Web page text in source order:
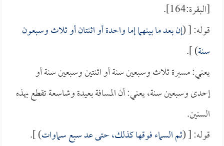
[البقرة:164].
قوله: [ (إن بعد ما بينهما إما واحدة أو اثنتان أو ثلاث وسبعون
سنة) ].
يعني: مسيرة ثلاث وسبعين سنة أو اثنتين وسبعين سنة أو
إحدى وسبعين سنة، يعني: أن المسافة بعيدة وشاسعة تقطع بهذه
السنين.
قوله: [ (ثم السماء فوقها كذلك، حتى عد سبع سماوات) ].